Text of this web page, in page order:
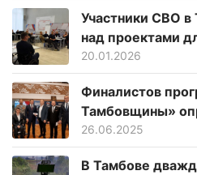
Участники СВО в
над проектами
20.01.2026
Финалистов
Тамбовщины»
26.06.2025
В Тамбове